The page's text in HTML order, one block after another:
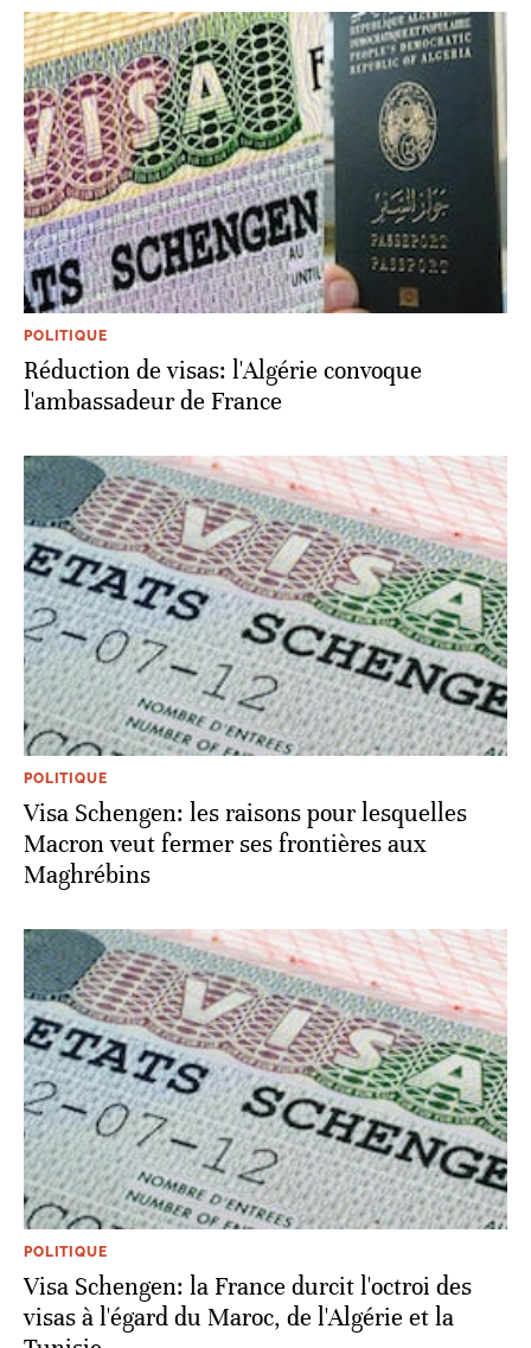
POLITIQUE
Réduction de visas: l'Algérie convoque
l'ambassadeur de France
POLITIQUE
Visa Schengen: les raisons pour lesquelles
Macron veut fermer ses frontières aux
Maghrébins
POLITIQUE
Visa Schengen: la France durcit l'octroi des
visas à l'égard du Maroc, de l'Algérie et la